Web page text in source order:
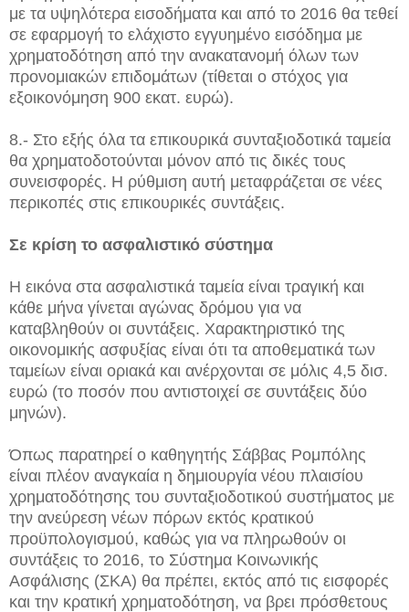
με τα υψηλότερα εισοδήματα και από το 2016 θα τεθεί
σε εφαρμογή το ελάχιστο εγγυημένο εισόδημα με
χρηματοδότηση από την ανακατανομή όλων των
προνομιακών επιδομάτων (τίθεται ο στόχος για
εξοικονόμηση 900 εκατ. ευρώ).
8.- Στο εξής όλα τα επικουρικά συνταξιοδοτικά ταμεία
θα χρηματοδοτούνται μόνον από τις δικές τους
συνεισφορές. H ρύθμιση αυτή μεταφράζεται σε νέες
περικοπές στις επικουρικές συντάξεις.
Σε κρίση το ασφαλιστικό σύστημα
Η εικόνα στα ασφαλιστικά ταμεία είναι τραγική και
κάθε μήνα γίνεται αγώνας δρόμου για να
καταβληθούν οι συντάξεις. Χαρακτηριστικό της
οικονομικής ασφυξίας είναι ότι τα αποθεματικά των
ταμείων είναι οριακά και ανέρχονται σε μόλις 4,5 δισ.
ευρώ (το ποσόν που αντιστοιχεί σε συντάξεις δύο
μηνών).
Όπως παρατηρεί ο καθηγητής Σάββας Ρομπόλης
είναι πλέον αναγκαία η δημιουργία νέου πλαισίου
χρηματοδότησης του συνταξιοδοτικού συστήματος με
την ανεύρεση νέων πόρων εκτός κρατικού
προϋπολογισμού, καθώς για να πληρωθούν οι
συντάξεις το 2016, το Σύστημα Κοινωνικής
Ασφάλισης (ΣΚΑ) θα πρέπει, εκτός από τις εισφορές
και την κρατική χρηματοδότηση, να βρει πρόσθετους